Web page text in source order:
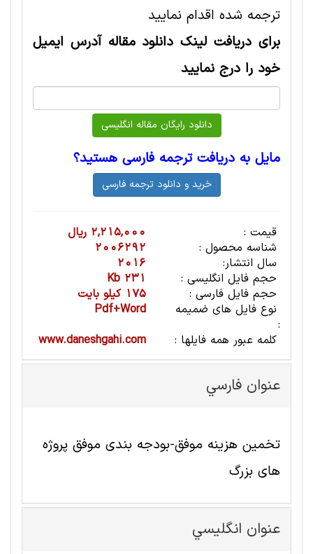
ترجمه شده اقدام نمایید
برای دریافت لینک دانلود مقاله آدرس ایمیل
خود را درج نمایید
مایل به دریافت ترجمه فارسی هستید؟
قیمت :
2,215,000 ریال
شناسه محصول :
2006292
سال انتشار:
2016
حجم فایل انگلیسی :
231 Kb
حجم فایل فارسی :
175 کیلو بایت
نوع فایل های ضمیمه
:
Pdf+Word
کلمه عبور همه فایلها :
www.daneshgahi.com
عنوان فارسي
تخمین هزینه موفق-بودجه بندی موفق پروژه
های بزرگ
عنوان انگليسي